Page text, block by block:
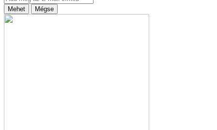
Mehet Mégse